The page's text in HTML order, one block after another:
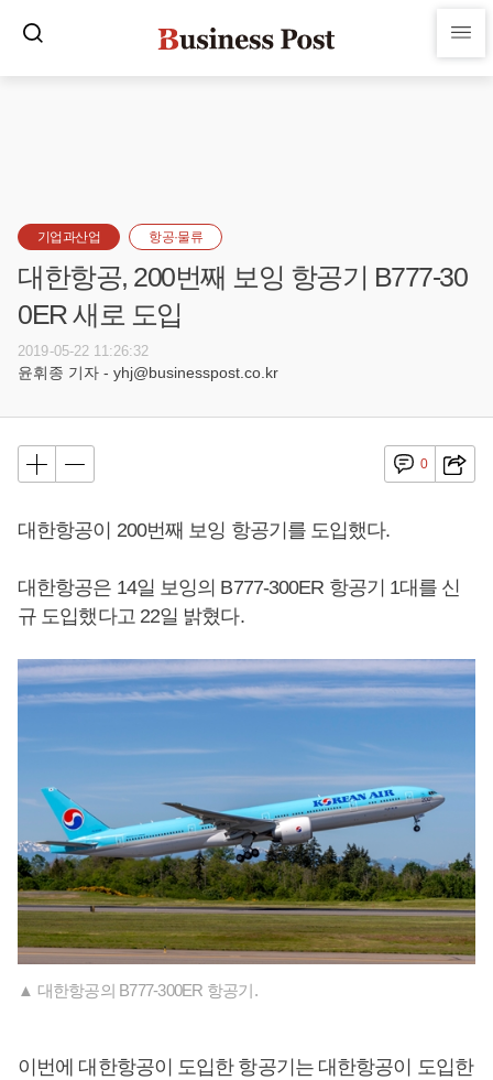
기업과산업 항공·물류
대한항공, 200번째 보잉 항공기 B777-30
0ER 새로 도입
2019-05-22 11:26:32
윤휘종 기자 - yhj@businesspost.co.kr
0
대한항공이 200번째 보잉 항공기를 도입했다.
대한항공은 14일 보잉의 B777-300ER 항공기 1대를 신
규 도입했다고 22일 밝혔다.
▲ 대한항공의 B777-300ER 항공기.
이번에 대한항공이 도입한 항공기는 대한항공이 도입한